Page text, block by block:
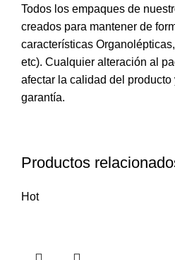
Todos los empaques de
creados para mantener de
características
etc). Cualquier alteración al
afectar la calidad del
garantía.
Productos
Hot